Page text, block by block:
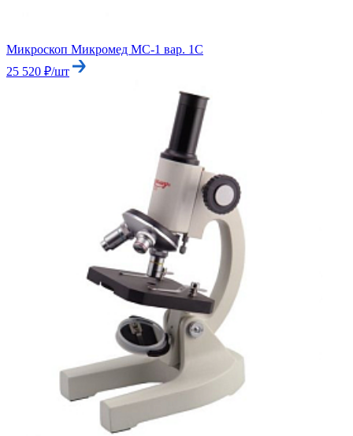
Микроскоп Микромед MC-1 вар. 1С
25 520 ₽/шт